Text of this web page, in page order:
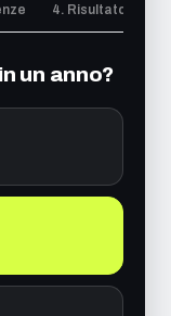
4. Risultato
un anno?